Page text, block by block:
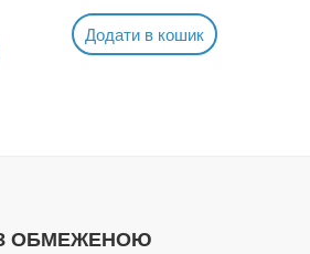
Додати в кошик
ОБМЕЖЕНОЮ